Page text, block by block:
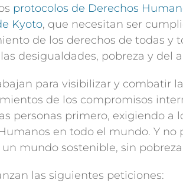
protocolos de Derechos
Kyoto, que necesitan ser
de los derechos de todas y
desigualdades, pobreza y del
para visibilizar y combatir
de los compromisos
personas primero, exigiendo a
en todo el mundo. Y no
mundo sostenible, sin
las siguientes peticiones: